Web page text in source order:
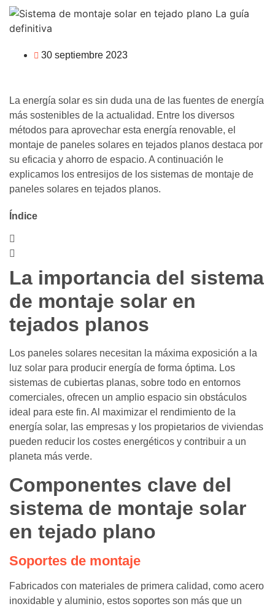
30 septiembre 2023
La energía solar es sin duda una de las fuentes de energía
más sostenibles de la actualidad. Entre los diversos
métodos para aprovechar esta energía renovable, el
montaje de paneles solares en tejados planos destaca por
su eficacia y ahorro de espacio. A continuación le
explicamos los entresijos de los sistemas de montaje de
paneles solares en tejados planos.
Índice
La importancia del sistema
de montaje solar en
tejados planos
Los paneles solares necesitan la máxima exposición a la
luz solar para producir energía de forma óptima. Los
sistemas de cubiertas planas, sobre todo en entornos
comerciales, ofrecen un amplio espacio sin obstáculos
ideal para este fin. Al maximizar el rendimiento de la
energía solar, las empresas y los propietarios de viviendas
pueden reducir los costes energéticos y contribuir a un
planeta más verde.
Componentes clave del
sistema de montaje solar
en tejado plano
Soportes de montaje
Fabricados con materiales de primera calidad, como acero
inoxidable y aluminio, estos soportes son más que un